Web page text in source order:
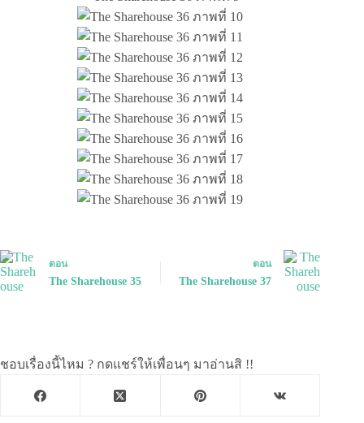
ตอน
The Sharehouse 35
ตอน
The Sharehouse 37
ชอบเรื่องนี้ไหม ? กดแชร์ให้เพื่อนๆ มาอ่านสิ !!